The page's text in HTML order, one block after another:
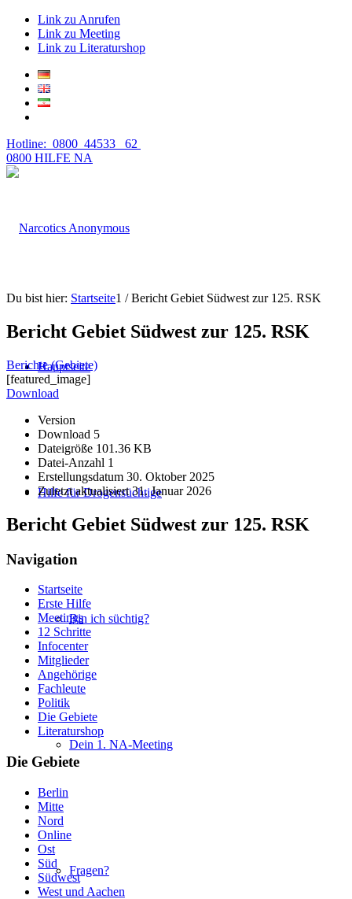
Link zu Anrufen
Link zu Meeting
Link zu Literaturshop
Hotline: 0800 44533 62
0800 HILFE NA
Hauptseite
Hilfe für Drogensüchtige
Bin ich süchtig?
Dein 1. NA-Meeting
Fragen?
Du bist hier: Startseite1 / Bericht Gebiet Südwest zur 125. RSK
Bericht Gebiet Südwest zur 125. RSK
Berichte (Gebiete)
[featured_image]
Download
Version
Download 5
Dateigröße 101.36 KB
Datei-Anzahl 1
Erstellungsdatum 30. Oktober 2025
Zuletzt aktualisiert31. Januar 2026
Bericht Gebiet Südwest zur 125. RSK
Navigation
Startseite
Erste Hilfe
Meetings
12 Schritte
Infocenter
Mitglieder
Angehörige
Fachleute
Politik
Die Gebiete
Literaturshop
Die Gebiete
Berlin
Mitte
Nord
Online
Ost
Süd
Südwest
West und Aachen